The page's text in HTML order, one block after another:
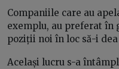
Companiile care au
exemplu, au preferat în
poziții noi în loc să-i dea
Același lucru s-a